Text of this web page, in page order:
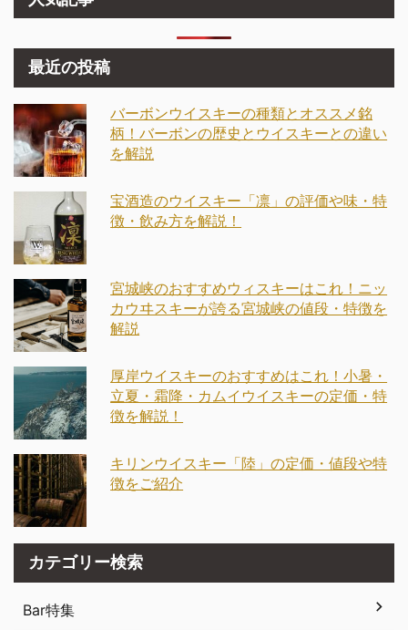
最近の投稿
バーボンウイスキーの種類とオススメ銘
柄！バーボンの歴史とウイスキーとの違い
を解説
宝酒造のウイスキー「凛」の評価や味・特
徴・飲み方を解説！
宮城峡のおすすめウィスキーはこれ！ニッ
カウヰスキーが誇る宮城峡の値段・特徴を
解説
厚岸ウイスキーのおすすめはこれ！小暑・
立夏・霜降・カムイウイスキーの定価・特
徴を解説！
キリンウイスキー「陸」の定価・値段や特
徴をご紹介
カテゴリー検索
Bar特集